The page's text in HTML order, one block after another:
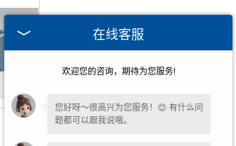
在线客服
欢迎您的咨询，期待为您服务!
您好呀～很高兴为您服务！😊 有什么问
题都可以跟我说哦。